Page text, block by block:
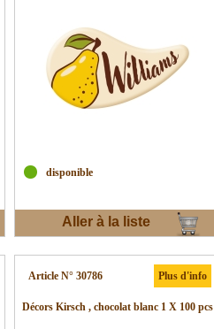
disponible
Aller à la liste
Article N° 30786 Plus d'info
Décors Kirsch , chocolat blanc 1 X 100 pcs